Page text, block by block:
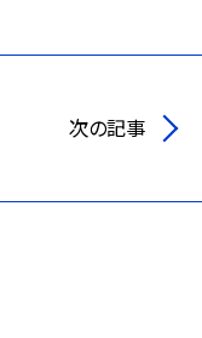
次の記事